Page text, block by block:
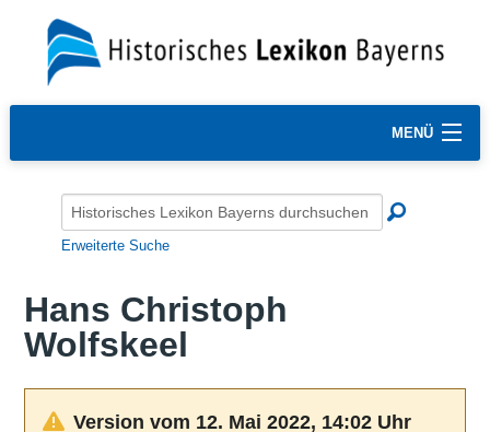
MENÜ
Erweiterte Suche
Hans Christoph
Wolfskeel
Version vom 12. Mai 2022, 14:02 Uhr